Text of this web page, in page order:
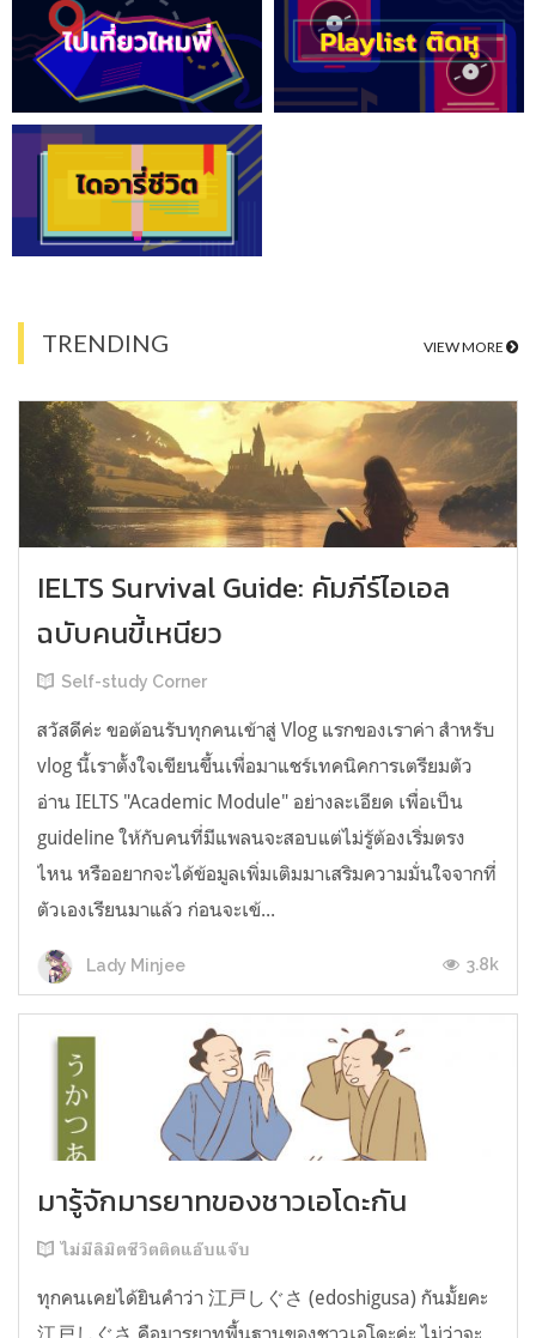
TRENDING VIEW MORE
IELTS Survival Guide: คัมภีร์ไอเอล
ฉบับคนขี้เหนียว
Self-study Corner
สวัสดีค่ะ ขอต้อนรับทุกคนเข้าสู่ Vlog แรกของเราค่า สำหรับ
vlog นี้เราตั้งใจเขียนขึ้นเพื่อมาแชร์เทคนิคการเตรียมตัว
อ่าน IELTS "Academic Module" อย่างละเอียด เพื่อเป็น
guideline ให้กับคนที่มีแพลนจะสอบแต่ไม่รู้ต้องเริ่มตรง
ไหน หรืออยากจะได้ข้อมูลเพิ่มเติมมาเสริมความมั่นใจจากที่
ตัวเองเรียนมาแล้ว ก่อนจะเข้...
Lady Minjee 3.8k
มารู้จักมารยาทของชาวเอโดะกัน
ไม่มีลิมิตชีวิตติดแอ๊บแจ๊บ
ทุกคนเคยได้ยินคำว่า 江戸しぐさ (edoshigusa) กันมั้ยคะ